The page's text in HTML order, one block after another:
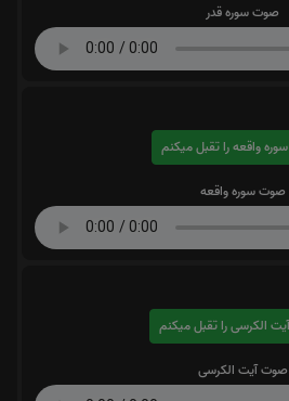
صوت سوره قدر
صوت سوره واقعه
صوت آیت الکرسی